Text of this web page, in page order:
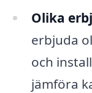
Olika
erbjuda
och
jämföra